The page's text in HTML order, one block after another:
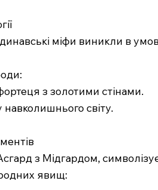
міфи виникли в
з золотими стінами.
світу.
з Мідгардом,
явищ: